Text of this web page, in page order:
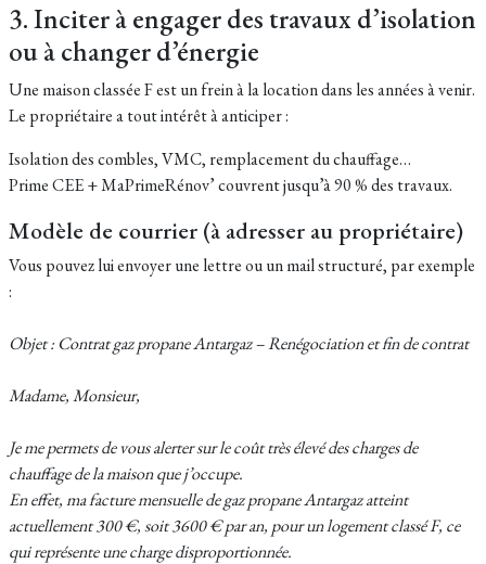
3. Inciter à engager des travaux d’isolation
ou à changer d’énergie
Une maison classée F est un frein à la location dans les années à venir.
Le propriétaire a tout intérêt à anticiper :
Isolation des combles, VMC, remplacement du chauffage…
Prime CEE + MaPrimeRénov’ couvrent jusqu’à 90 % des travaux.
Modèle de courrier (à adresser au propriétaire)
Vous pouvez lui envoyer une lettre ou un mail structuré, par exemple
:
Objet : Contrat gaz propane Antargaz – Renégociation et fin de contrat
Madame, Monsieur,
Je me permets de vous alerter sur le coût très élevé des charges de
chauffage de la maison que j’occupe.
En effet, ma facture mensuelle de gaz propane Antargaz atteint
actuellement 300 €, soit 3600 € par an, pour un logement classé F, ce
qui représente une charge disproportionnée.